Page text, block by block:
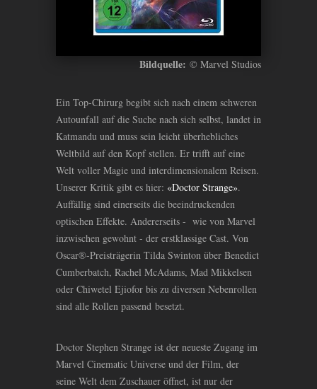
Bildquelle: © Marvel Studios
Ein Top-Chirurg begibt sich nach einem schweren
Autounfall auf die Suche nach sich selbst, landet in
Katmandu und muss sein leicht überhebliches
Weltbild auf den Kopf stellen. Er trifft auf eine
Welt voller Magie und interdimensionalem Reisen.
Unserer Kritik gibt es hier: «Doctor Strange».
Auffällig sind einerseits die beeindruckenden
optischen Effekte. Andererseits - wie von Marvel
inzwischen gewohnt - der erstklassige Cast. Von
Oscar®-Preisträgerin Tilda Swinton über Benedict
Cumberbatch, Rachel McAdams, Mad Mikkelsen
oder Chiwetel Ejiofor bis zu diversen Nebenrollen
sind alle Rollen passend besetzt.
Doctor Stephen Strange ist der neueste Zugang im
Marvel Cinematic Universe und der Film, der
seine Welt dem Zuschauer öffnet, ist nur der